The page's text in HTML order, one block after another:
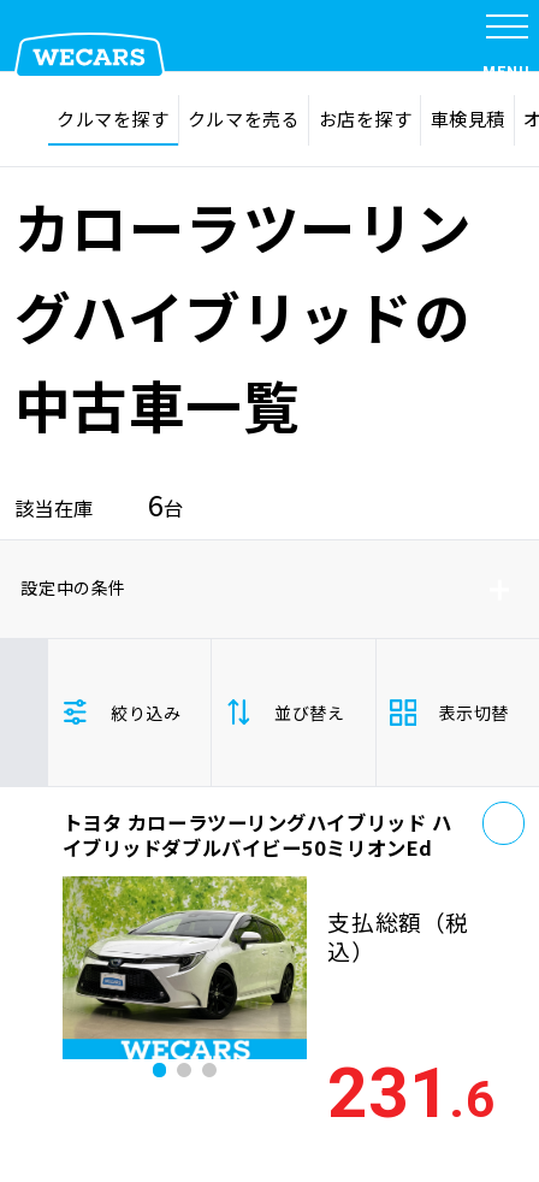
在庫検索 サイト内検索
MENU
クルマを探す
品質管理とサポート体制
オイル交換・点検・整備予約
企業情報 採用情報
0120-733-500
クルマを探す クルマを売る お店を探す 車検見積
カローラツーリン
グハイブリッドの
中古車一覧
該当在庫 6台
設定中の条件
カローラツーリングハイブリッド
絞り込み 並び替え
支払総
額
安い順 高
年式 新しい順
走行距
離
少ない順
排気量 大きい順
表示切替
トヨタ カローラツーリングハイブリッド ハ
イブリッドダブルバイビー50ミリオンEd
支払総額 （税
込）
231 .6